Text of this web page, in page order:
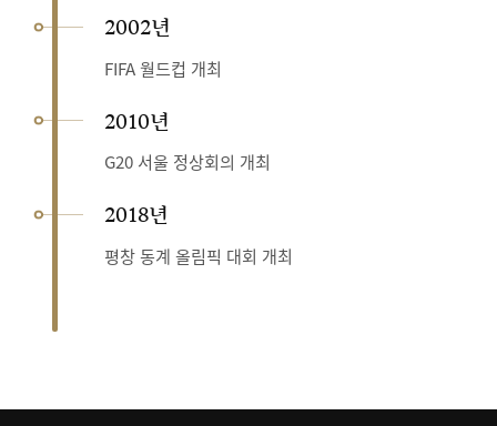
2002년
FIFA 월드컵 개최
2010년
G20 서울 정상회의 개최
2018년
평창 동계 올림픽 대회 개최